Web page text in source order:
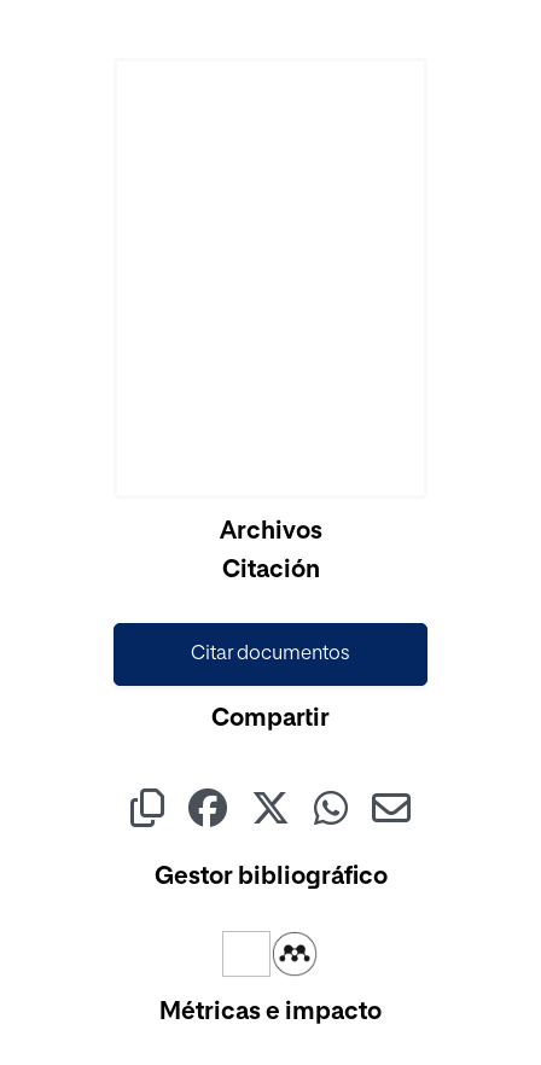
Archivos
Citación
Citar documentos
Compartir
Gestor bibliográfico
Métricas e impacto